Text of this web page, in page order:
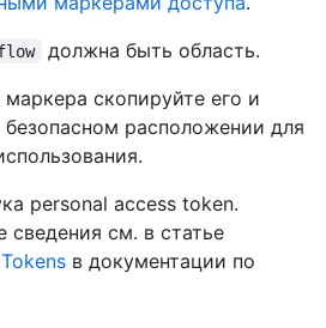
должна быть область.
скопируйте его и
безопасном расположении для
personal access token.
сведения см. в статье
в документации по